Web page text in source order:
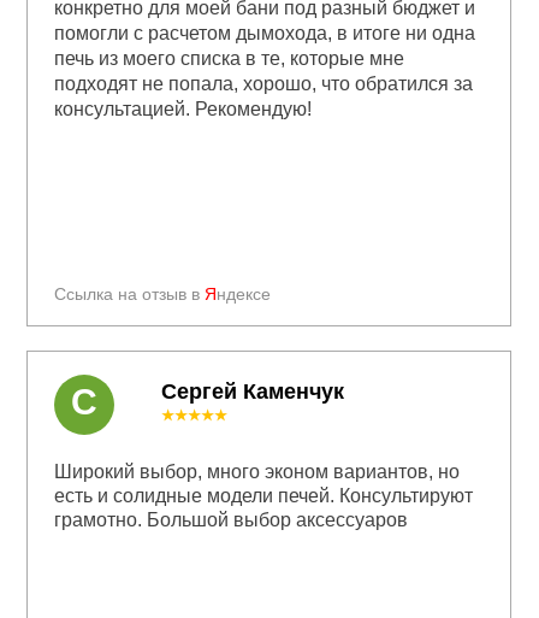
Ссылка на отзыв в Яндексе
конкретно для моей бани под разный бюджет и
помогли с расчетом дымохода, в итоге ни одна
печь из моего списка в те, которые мне
подходят не попала, хорошо, что обратился за
консультацией. Рекомендую!
Сергей Каменчук
★★★★★
Широкий выбор, много эконом вариантов, но
есть и солидные модели печей. Консультируют
грамотно. Большой выбор аксессуаров
С